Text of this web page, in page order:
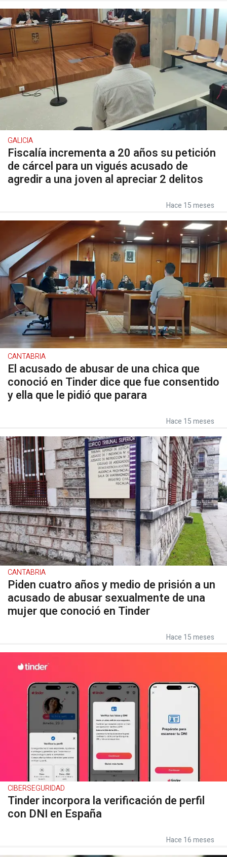
GALICIA
Fiscalía incrementa a 20 años su petición
de cárcel para un vigués acusado de
agredir a una joven al apreciar 2 delitos
Hace 15 meses
CANTABRIA
El acusado de abusar de una chica que
conoció en Tinder dice que fue consentido
y ella que le pidió que parara
Hace 15 meses
CANTABRIA
Piden cuatro años y medio de prisión a un
acusado de abusar sexualmente de una
mujer que conoció en Tinder
Hace 15 meses
CIBERSEGURIDAD
Tinder incorpora la verificación de perfil
con DNI en España
Hace 16 meses